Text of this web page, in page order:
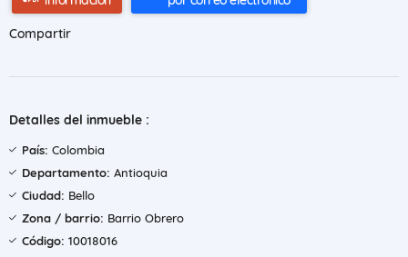
Compartir
Detalles del inmueble :
País: Colombia
Departamento: Antioquia
Ciudad: Bello
Zona / barrio: Barrio Obrero
Código: 10018016